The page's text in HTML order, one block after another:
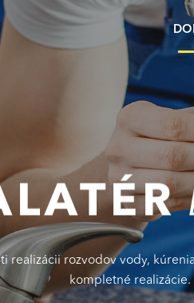
realizácii rozvodov vody,
kompletné realizácie.